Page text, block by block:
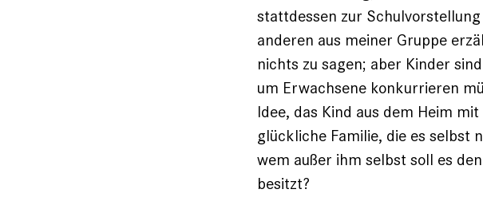
stattdessen zur
anderen aus meiner Gruppe
nichts zu sagen; aber Kinder
um Erwachsene konkurrieren
Idee, das Kind aus dem Heim
glückliche Familie, die es selbst
wem außer ihm selbst soll es
besitzt?